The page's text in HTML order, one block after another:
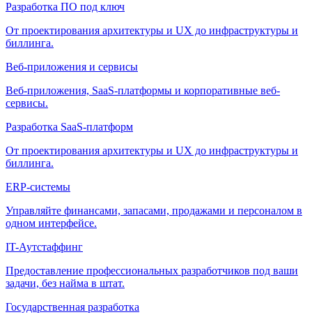
Разработка ПО под ключ
От проектирования архитектуры и UX до инфраструктуры и
биллинга.
Веб-приложения и сервисы
Веб-приложения, SaaS-платформы и корпоративные веб-
сервисы.
Разработка SaaS-платформ
От проектирования архитектуры и UX до инфраструктуры и
биллинга.
ERP-системы
Управляйте финансами, запасами, продажами и персоналом в
одном интерфейсе.
IT-Аутстаффинг
Предоставление профессиональных разработчиков под ваши
задачи, без найма в штат.
Государственная разработка